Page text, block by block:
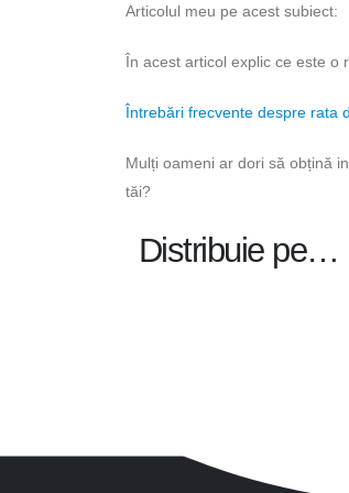
Articolul meu pe acest subiect:
În acest articol explic ce este o
Întrebări frecvente despre rata
Mulți oameni ar dori să obțină
tăi?
Distribuie pe…